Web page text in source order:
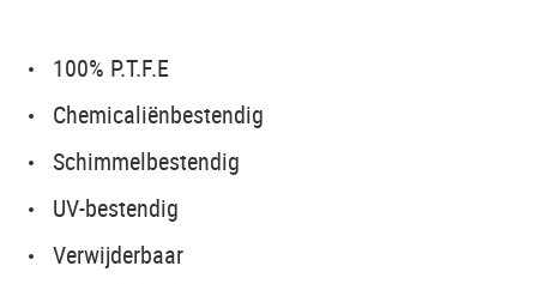
100% P.T.F.E
Chemicaliënbestendig
Schimmelbestendig
UV-bestendig
Verwijderbaar